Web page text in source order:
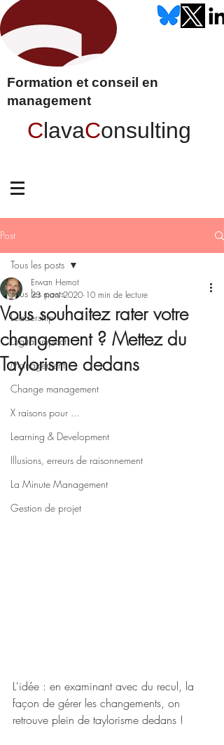
Formation et conseil en
management
ClavaConsulting
Post
Tous les posts
Leadership
Digital impact
Management
Change management
X raisons pour ...
Learning & Development
Illusions, erreurs de raisonnement
La Minute Management
Gestion de projet
Tous les posts
Vous souhaitez rater votre
changement ? Mettez du
Taylorisme dedans
Erwan Hernot
23 mars 2020 10 min de lecture
L'idée : en examinant avec du recul, la
façon de gérer les changements, on
retrouve plein de taylorisme dedans !